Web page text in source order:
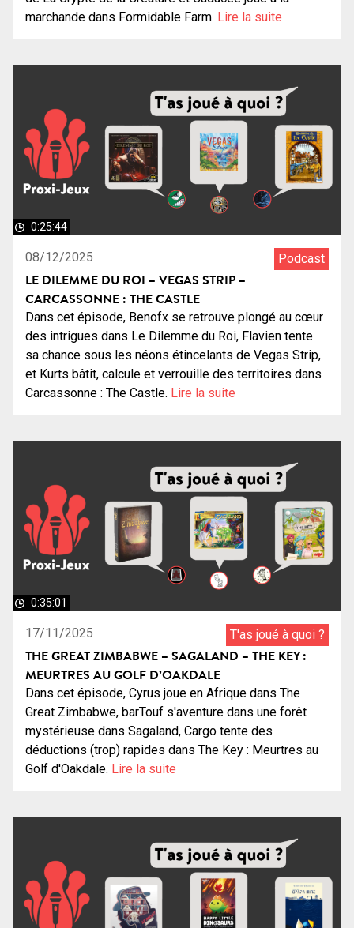
marchande dans Formidable Farm. Lire la suite
0:25:44
08/12/2025 Podcast
LE DILEMME DU ROI – VEGAS STRIP –
CARCASSONNE : THE CASTLE
Dans cet épisode, Benofx se retrouve plongé au cœur
des intrigues dans Le Dilemme du Roi, Flavien tente
sa chance sous les néons étincelants de Vegas Strip,
et Kurts bâtit, calcule et verrouille des territoires dans
Carcassonne : The Castle. Lire la suite
0:35:01
17/11/2025 T'as joué à quoi ?
THE GREAT ZIMBABWE – SAGALAND – THE KEY :
MEURTRES AU GOLF D’OAKDALE
Dans cet épisode, Cyrus joue en Afrique dans The
Great Zimbabwe, barTouf s'aventure dans une forêt
mystérieuse dans Sagaland, Cargo tente des
déductions (trop) rapides dans The Key : Meurtres au
Golf d'Oakdale. Lire la suite